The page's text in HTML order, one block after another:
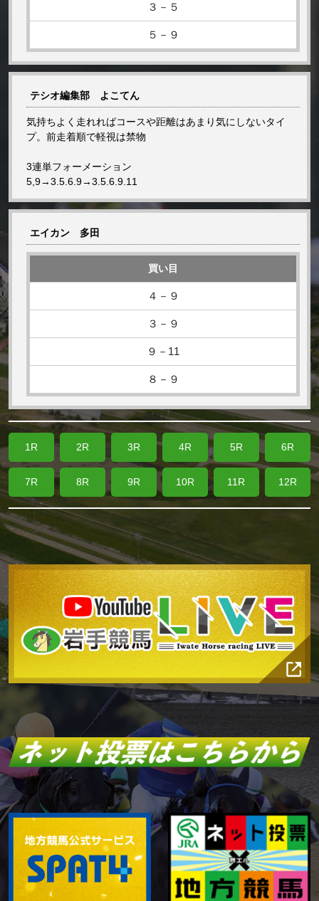
３－５
５－９
テシオ編集部 よこてん
気持ちよく走れればコースや距離はあまり気にしないタイ
プ。前走着順で軽視は禁物
3連単フォーメーション
5,9→3.5.6.9→3.5.6.9.11
エイカン 多田
買い目
４－９
３－９
９－11
８－９
1R 2R 3R 4R 5R 6R
7R 8R 9R 10R 11R 12R